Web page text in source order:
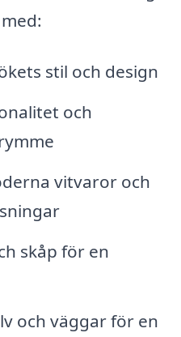
stil och design
och
vitvaror och
skåp för en
och väggar för en